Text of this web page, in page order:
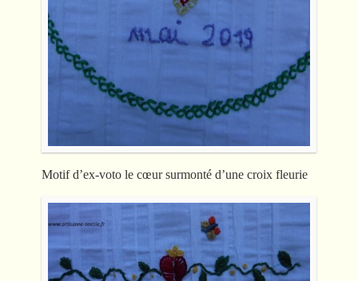
Motif d’ex-voto le cœur surmonté d’une croix fleurie